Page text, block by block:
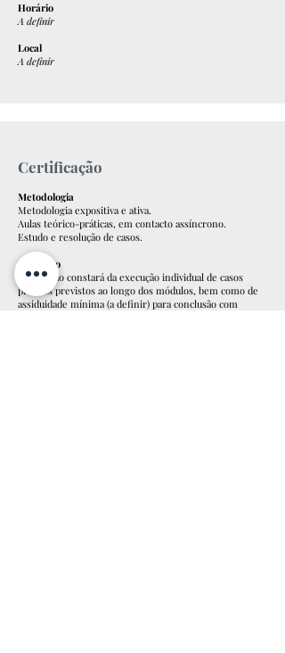
Horário
A definir
Local
A definir
Certificação
Metodologia
Metodologia expositiva e ativa.
Aulas teórico-práticas, em contacto assíncrono.
Estudo e resolução de casos.
Avaliação
A avaliação constará da execução individual de casos
práticos previstos ao longo dos módulos, bem como de
assiduidade mínima (a definir) para conclusão com